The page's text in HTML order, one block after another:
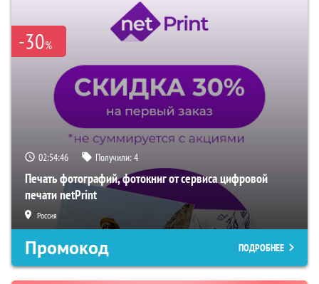
-30%
02:54:45 Получили:4
Печать фотографий, фотокниг от сервиса цифровой
печати netPrint
Россия
Промокод ПОДРОБНЕЕ